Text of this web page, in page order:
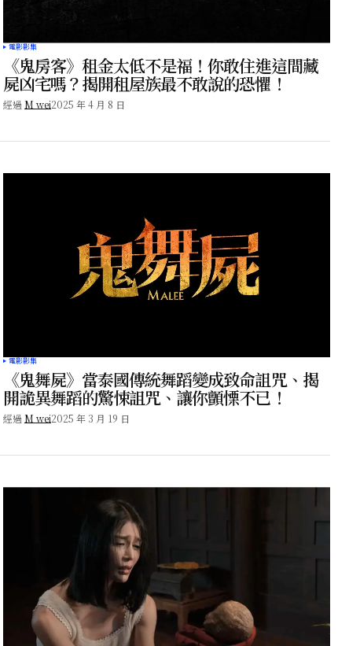
電影影集
《鬼房客》租金太低不是福！你敢住進這間藏
屍凶宅嗎？揭開租屋族最不敢說的恐懼！
經過 M wei2025 年 4 月 8 日
電影影集
《鬼舞屍》當泰國傳統舞蹈變成致命詛咒、揭
開詭異舞蹈的驚悚詛咒、讓你顫慄不已！
經過 M wei2025 年 3 月 19 日